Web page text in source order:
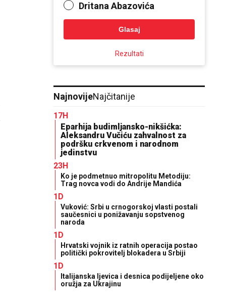
Dritana Abazovića
Glasaj
Rezultati
NajnovijeNajčitanije
17H
Eparhija budimljansko-nikšićka:
Aleksandru Vučiću zahvalnost za
podršku crkvenom i narodnom
jedinstvu
23H
Ko je podmetnuo mitropolitu Metodiju:
Trag novca vodi do Andrije Mandića
1D
Vuković: Srbi u crnogorskoj vlasti postali
saučesnici u ponižavanju sopstvenog
naroda
1D
Hrvatski vojnik iz ratnih operacija postao
politički pokrovitelj blokadera u Srbiji
1D
Italijanska ljevica i desnica podijeljene oko
oružja za Ukrajinu